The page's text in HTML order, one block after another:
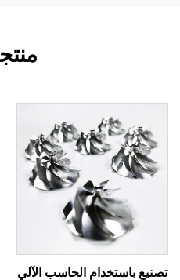
تصنيع باستخدام الحاسب الآلي